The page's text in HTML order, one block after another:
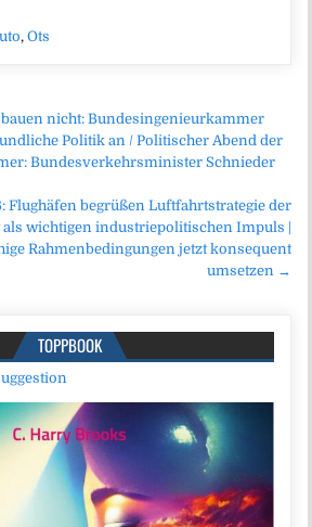
,Ots
nicht: Bundesingenieurkammer
Politik an / Politischer Abend der
Bundesverkehrsminister Schnieder
Flughäfen begrüßen Luftfahrtstrategie der
wichtigen industriepolitischen Impuls |
Rahmenbedingungen jetzt konsequent
umsetzen →
TOPPBOOK